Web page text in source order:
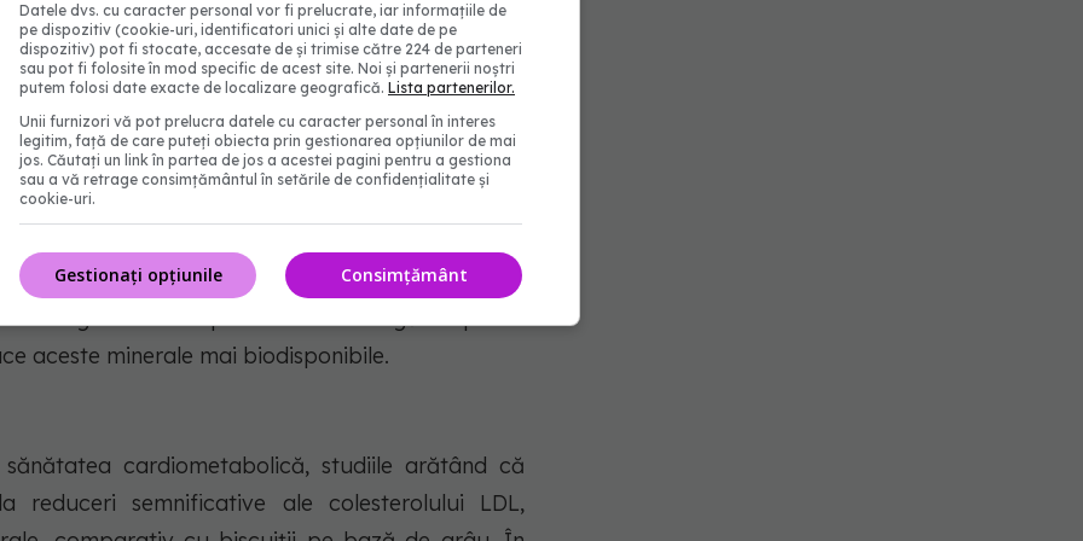
suficiente fibre, ceea ce le poate afecta
de boli cronice. Quinoa conține magneziu,
de importante în timpul sarcinii datorită
Consumul de quinoa ca parte a unei diete
niveluri recomandate.
antinutrienți, cum ar fi saponinele, taninurile și
nutrienți precum fierul și magneziul, reducând
sau germinarea quinoa înainte de gătire poate
aceste minerale mai biodisponibile.
cardiometabolică, studiile arătând că
semnificative ale colesterolului LDL,
Datele dvs. cu caracter personal vor fi prelucrate, iar informațiile de
pe dispozitiv (cookie-uri, identificatori unici și alte date de pe
dispozitiv) pot fi stocate, accesate de și trimise către 224 de parteneri
sau pot fi folosite în mod specific de acest site. Noi și partenerii noștri
putem folosi date exacte de localizare geografică. Lista partenerilor.
Unii furnizori vă pot prelucra datele cu caracter personal în interes
legitim, față de care puteți obiecta prin gestionarea opțiunilor de mai
jos. Căutați un link în partea de jos a acestei pagini pentru a gestiona
sau a vă retrage consimțământul în setările de confidențialitate și
cookie-uri.
Consimțământ
Gestionați opțiunile